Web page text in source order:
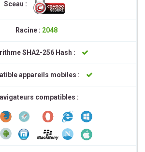
Sceau :
Racine : 2048
SHA2-256 Hash :
appareils mobiles :
compatibles :